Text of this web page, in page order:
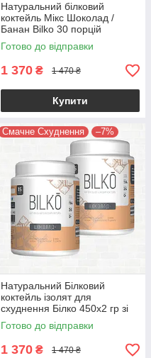
Натуральний білковий
коктейль Мікс Шоколад /
Банан Bilko 30 порцій
Готово до відправки
1 370 ₴ 1 470 ₴
Купити
Смачне Схуднення –7%
Натуральний Білковий
коктейль ізолят для
схуднення Білко 450х2 гр зі
смаком шоколаду
Готово до відправки
1 370 ₴ 1 470 ₴